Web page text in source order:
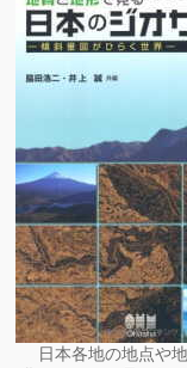
日本各地の地点や